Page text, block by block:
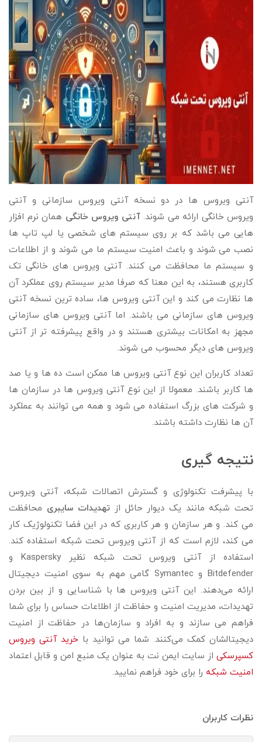
آنتی ویروس ها در دو نسخه آنتی ویروس سازمانی و آنتی
ویروس خانگی ارائه می شوند.آنتی ویروس خانگی همان نرم افزار
هایی می باشد که بر روی سیستم های شخصی یا لپ تاپ ها
نصب می شوند و باعث امنیت سیستم ما می شوند و از اطلاعات
و سیستم ما محافظت می کنند. آنتی ویروس های خانگی تک
کاربری هستند، به این معنا که صرفا مدیر سیستم روی عملکرد آن
ها نظارت می کند و این آنتی ویروس ها، ساده ترین نسخه آنتی
ویروس های سازمانی می باشند. اما آنتی ویروس های سازمانی
مجهز به امکانات بیشتری هستند و در واقع پیشرفته تر از آنتی
ویروس های دیگر محسوب می شوند.
تعداد کاربران این نوع آنتی ویروس ها ممکن است ده ها و یا صد
ها کاربر باشند. معمولا از این نوع آنتی ویروس ها در سازمان ها
و شرکت های بزرگ استفاده می شود و همه می توانند به عملکرد
آن ها نظارت داشته باشند.
نتیجه گیری
با پیشرفت تکنولوژی و گسترش اتصالات شبکه، آنتی ویروس
تحت شبکه مانند یک دیوار حائل از تهدیدات سایبری محافظت
می کند. و هر سازمان و هر کاربری که در این فضا تکنولوژیک کار
می کند، لازم است که از آنتی ویروس تحت شبکه استفاده کند.
استفاده از آنتی ویروس تحت شبکه نظیر Kaspersky و
Bitdefender و Symantec گامی مهم به سوی امنیت دیجیتال
ارائه می‌دهند. این آنتی ویروس ها با شناسایی و از بین بردن
تهدیدات، مدیریت امنیت و حفاظت از اطلاعات حساس را برای شما
فراهم می‌ سازند و به افراد و سازمان‌ها در حفاظت از امنیت
دیجیتالشان کمک می‌کنند. شما می توانید با خرید آنتی ویروس
کسپرسکی از سایت ایمن نت به عنوان یک منبع امن و قابل اعتماد
امنیت شبکه را برای خود فراهم نمایید.
نظرات کاربران